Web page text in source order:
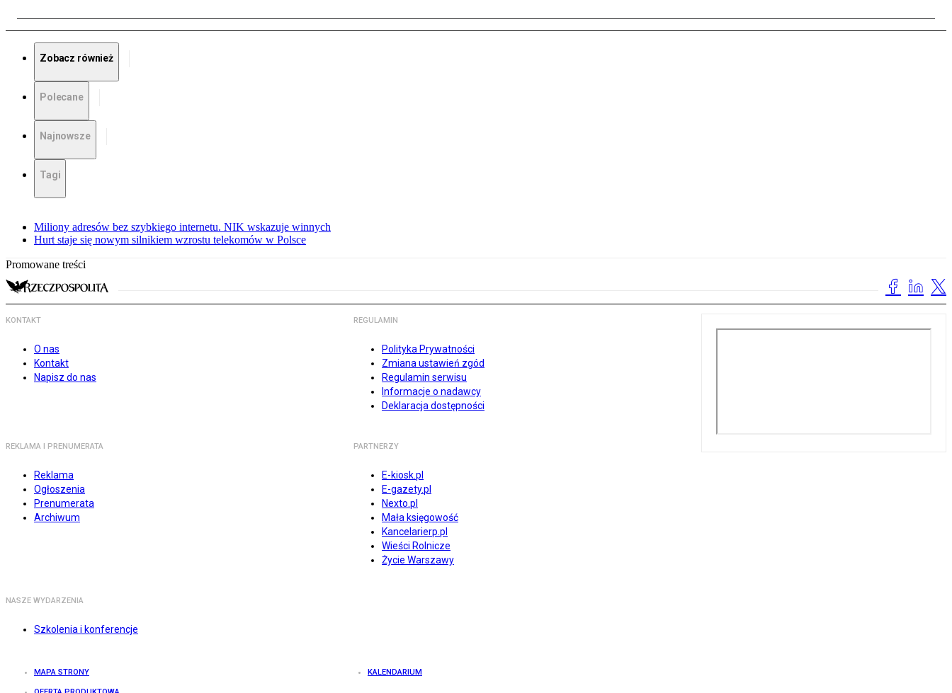
Zobacz również
Polecane
Najnowsze
Tagi
Miliony adresów bez szybkiego internetu. NIK wskazuje winnych
Hurt staje się nowym silnikiem wzrostu telekomów w Polsce
Promowane treści
KONTAKT
O nas
Kontakt
Napisz do nas
REGULAMIN
Polityka Prywatności
Zmiana ustawień zgód
Regulamin serwisu
Informacje o nadawcy
Deklaracja dostępności
REKLAMA I PRENUMERATA
Reklama
Ogłoszenia
Prenumerata
Archiwum
PARTNERZY
E-kiosk.pl
E-gazety.pl
Nexto.pl
Mała księgowość
Kancelarierp.pl
Wieści Rolnicze
Życie Warszawy
NASZE WYDARZENIA
Szkolenia i konferencje
MAPA STRONY KALENDARIUM